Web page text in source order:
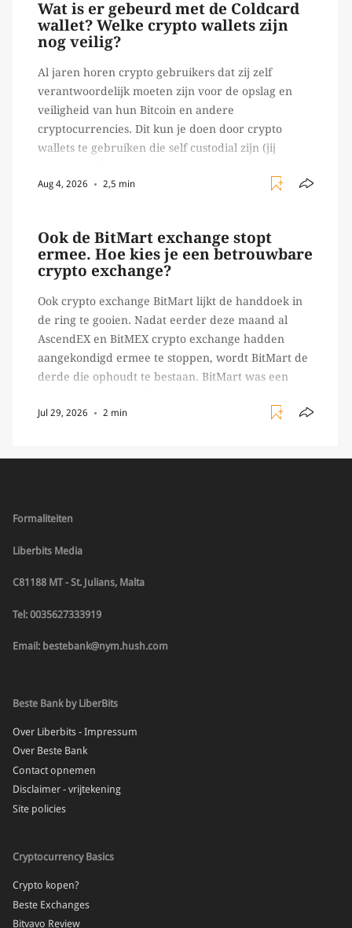
Wat is er gebeurd met de Coldcard
wallet? Welke crypto wallets zijn
nog veilig?
Al jaren horen crypto gebruikers dat zij zelf
verantwoordelijk moeten zijn voor de opslag en
veiligheid van hun Bitcoin en andere
cryptocurrencies. Dit kun je doen door crypto
wallets te gebruiken die self custodial zijn (jij
Ledger of Trezor bijvoorbeeld. Echter, op 29 juli
Aug 4, 2026 2,5 min
Ook de BitMart exchange stopt
ermee. Hoe kies je een betrouwbare
crypto exchange?
Ook crypto exchange BitMart lijkt de handdoek in
de ring te gooien. Nadat eerder deze maand al
AscendEX en BitMEX crypto exchange hadden
aangekondigd ermee te stoppen, wordt BitMart de
derde die ophoudt te bestaan. BitMart was een
crypto handelaren terecht konden om te handelen
Jul 29, 2026 2 min
Formaliteiten
Liberbits Media
C81188 MT - St. Julians, Malta
Tel: 0035627333919
Email: bestebank@nym.hush.com
Beste Bank by LiberBits
Over Liberbits - Impressum
Over Beste Bank
Contact opnemen
Disclaimer - vrijtekening
Site policies
Cryptocurrency Basics
Crypto kopen?
Beste Exchanges
Bitvavo Review